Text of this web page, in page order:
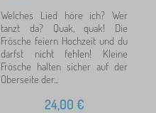
Welches Lied höre ich? Wer
tanzt da? Quak, quak! Die
Frösche feiern Hochzeit und du
darfst nicht fehlen! Kleine
Frösche halten sicher auf der
Oberseite der...
24,00 €